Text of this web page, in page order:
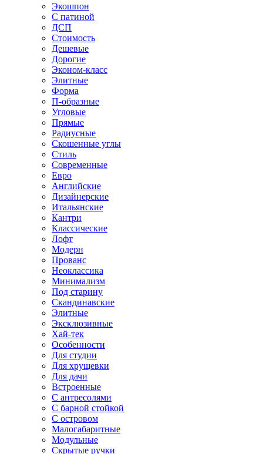
Экошпон
С патиной
ДСП
Стоимость
Дешевые
Дорогие
Эконом-класс
Элитные
Форма
П-образные
Угловые
Прямые
Радиусные
Скошенные углы
Стиль
Современные
Евро
Английские
Дизайнерские
Итальянские
Кантри
Классические
Лофт
Модерн
Прованс
Неоклассика
Минимализм
Под старину
Скандинавские
Элитные
Эксклюзивные
Хай-тек
Особенности
Для студии
Для хрущевки
Для дачи
Встроенные
С антресолями
С барной стойкой
С островом
Малогабаритные
Модульные
Скрытые ручки